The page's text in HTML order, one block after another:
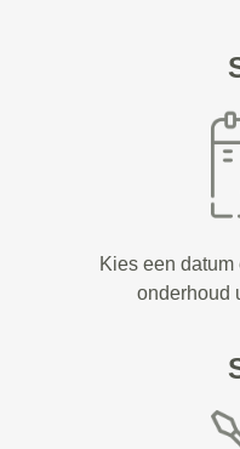
Kies een
onderhoud